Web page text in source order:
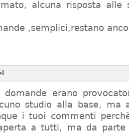
alcuna risposta alle
,semplici,restano
erano
studio alla base, ma
i tuoi commenti
a tutti, ma da parte